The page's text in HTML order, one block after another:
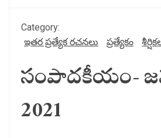
Category:
ఇతర ప్రత్యేక రచనలు
ప్రత్యేకం
సంపాదకీయం-
2021